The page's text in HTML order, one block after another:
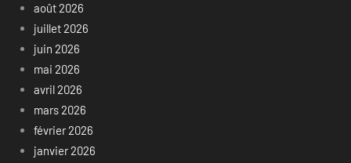
août 2026
juillet 2026
juin 2026
mai 2026
avril 2026
mars 2026
février 2026
janvier 2026